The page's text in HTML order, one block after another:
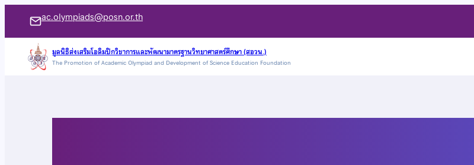
เนื้อหา
ac.olympiads@posn.or.th
มูลนิธิส่งเสริมโอลิมปิกวิชาการและพัฒนามาตรฐานวิทยาศาสตร์ศึกษา (สอวน.)
The Promotion of Academic Olympiad and Development of Science Education Foundation